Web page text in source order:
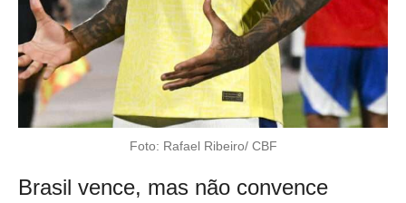
Foto: Rafael Ribeiro/ CBF
Brasil vence, mas não convence